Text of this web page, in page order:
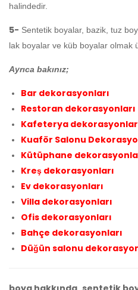
halindedir.
5- Sentetik boyalar, bazik, tuz
lak boyalar ve küb boyalar olmak
Ayrıca bakınız;
Bar dekorasyonları
Restoran dekorasyonları
Kafeterya
Kuaför Salonu
Kütüphane
Kreş dekorasyonları
Ev dekorasyonları
Villa dekorasyonları
Ofis dekorasyonları
Bahçe dekorasyonları
Düğün salonu